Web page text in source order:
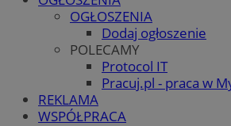
OGŁOSZENIA
Dodaj ogłoszenie
POLECAMY
Protocol IT
Pracuj.pl - praca w
REKLAMA
WSPÓŁPRACA